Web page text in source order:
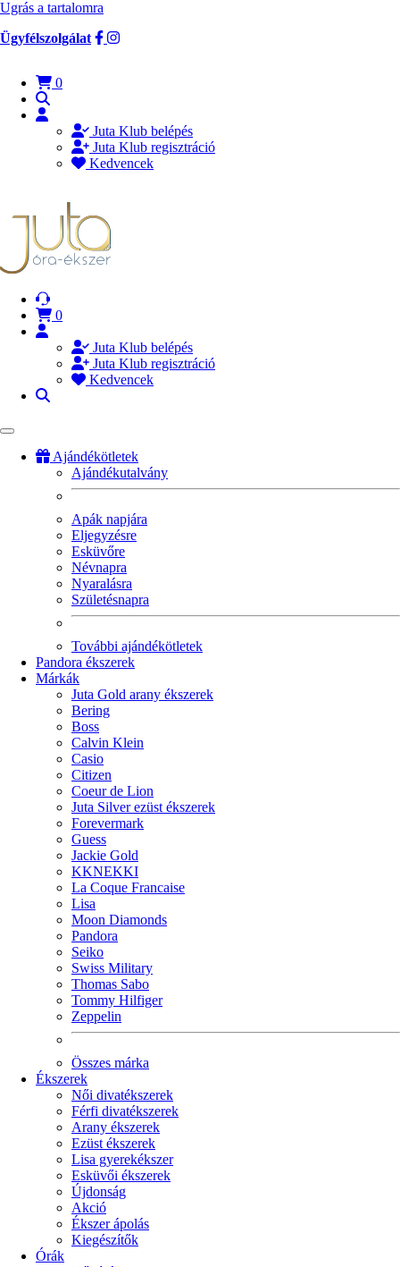
Ugrás a tartalomra
Ügyfélszolgálat
0
Juta Klub belépés
Juta Klub regisztráció
Kedvencek
0
Juta Klub belépés
Juta Klub regisztráció
Kedvencek
Ajándékötletek
Ajándékutalvány
Apák napjára
Eljegyzésre
Esküvőre
Névnapra
Nyaralásra
Születésnapra
További ajándékötletek
Pandora ékszerek
Márkák
Juta Gold arany ékszerek
Bering
Boss
Calvin Klein
Casio
Citizen
Coeur de Lion
Juta Silver ezüst ékszerek
Forevermark
Guess
Jackie Gold
KKNEKKI
La Coque Francaise
Lisa
Moon Diamonds
Pandora
Seiko
Swiss Military
Thomas Sabo
Tommy Hilfiger
Zeppelin
Összes márka
Ékszerek
Női divatékszerek
Férfi divatékszerek
Arany ékszerek
Ezüst ékszerek
Lisa gyerekékszer
Esküvői ékszerek
Újdonság
Akció
Ékszer ápolás
Kiegészítők
Órák